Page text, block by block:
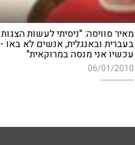
מאיר סוויסה: "ניסיתי לעשות הצגות
בעברית ובאנגלית, אנשים לא באו -
עכשיו אני מנסה במרוקאית"
06/01/2010